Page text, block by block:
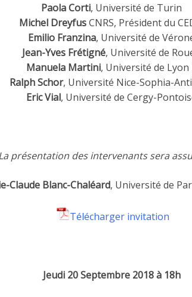
Paola Corti, Université de Turin
Michel DreyfusCNRS, Président du
Emilio Franzina, Université de
Jean-Yves Frétigné, Université de
Manuela Martini, Université de Lyon
Ralph Schor, Université Nice-Sophia-
Eric Vial, Université de Cergy-
présentation des intervenants sera
Claude Blanc-Chaléard, Université de
Télécharger invitation
Jeudi 20 Septembre 2018 à 18h